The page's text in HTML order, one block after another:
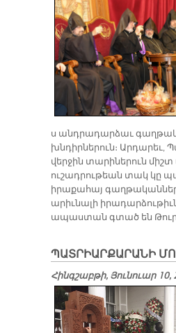
ս անդրադարձաւ
խնդիրներուն։
վերջին տարիներուն
ուշադրութեան տակ կը
իրաքահայ
արիւնալի
ապաստան գտած են
ՊԱՏՐԻԱՐՔԱՐԱՆԻ
Հինգշաբթի, Յունուար 10,